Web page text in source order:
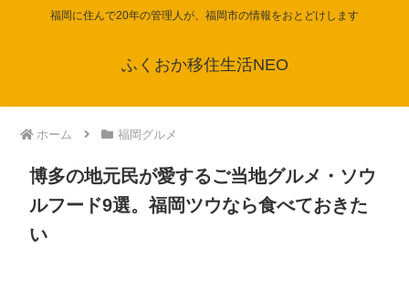
福岡に住んで20年の管理人が、福岡市の情報をおとどけします
ふくおか移住生活NEO
ホーム 福岡グルメ
博多の地元民が愛するご当地グルメ・ソウ
ルフード9選。福岡ツウなら食べておきた
い